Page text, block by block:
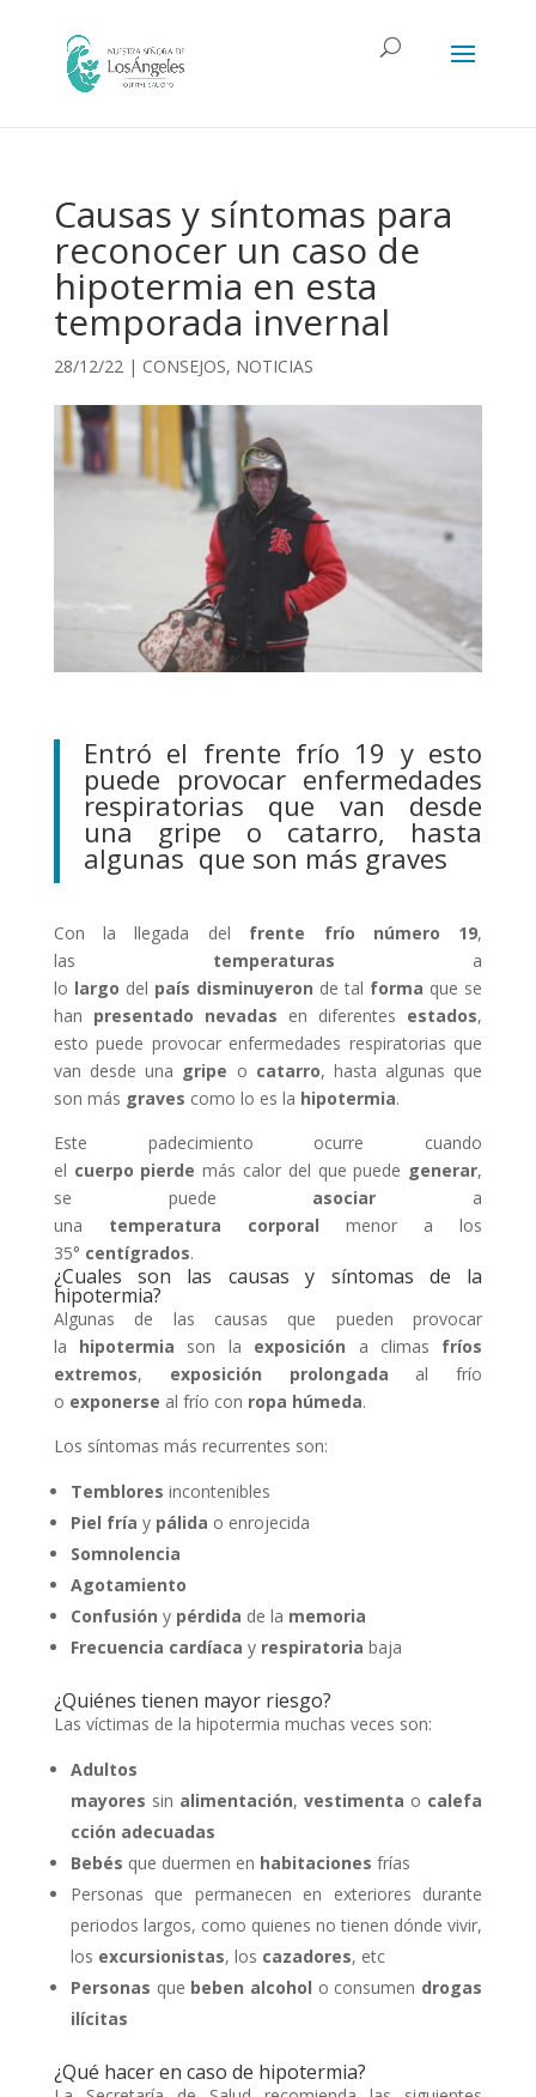
Causas y síntomas para
reconocer un caso de
hipotermia en esta
temporada invernal
28/12/22| CONSEJOS, NOTICIAS
Entró el frente frío 19 y esto
puede provocar enfermedades
respiratorias que van desde
una gripe o catarro, hasta
algunas que son más graves
Con la llegada del frente frío número 19,
las temperaturas a
lo largo del país disminuyeron de tal forma que se
han presentado nevadas en diferentes estados,
esto puede provocar enfermedades respiratorias que
van desde una gripe o catarro, hasta algunas que
son más graves como lo es la hipotermia.
Este padecimiento ocurre cuando
el cuerpo pierdemás calor del que puede generar,
se puede asociar a
una temperatura corporalmenor a los
35° centígrados.
¿Cuales son las causas y síntomas de la
hipotermia?
Algunas de las causas que pueden provocar
la hipotermia son la exposición a climas fríos
extremos, exposición prolongada al frío
o exponerse al frío con ropa húmeda.
Los síntomas más recurrentes son:
Temblores incontenibles
Piel fría y pálida o enrojecida
Somnolencia
Agotamiento
Confusión y pérdida de la memoria
Frecuencia cardíaca y respiratoria baja
¿Quiénes tienen mayor riesgo?
Las víctimas de la hipotermia muchas veces son:
Adultos
mayores sin alimentación,vestimenta o calefa
cción adecuadas
Bebés que duermen en habitaciones frías
Personas que permanecen en exteriores durante
periodos largos, como quienes no tienen dónde vivir,
los excursionistas, los cazadores, etc
Personas que beben alcohol o consumen drogas
ilícitas
¿Qué hacer en caso de hipotermia?